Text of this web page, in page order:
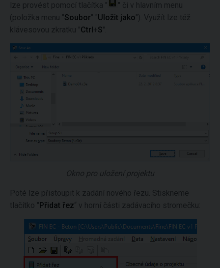
lze provést pomocí tlačítka "
" či v hlavním menu
(položka menu "Soubor" "Uložit jako"). Využít lze též
klávesovou zkratku "Ctrl +S".
Okno pro uložení projektu
Poté lze přistoupit k zadání nového řezu. Stiskneme
tlačítko " Přidat řez“ v horní části zadávacího stromečku: